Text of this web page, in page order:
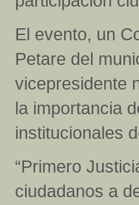
El evento, un
Petare del
vicepresidente
la importancia
institucionales
“Primero
ciudadanos a